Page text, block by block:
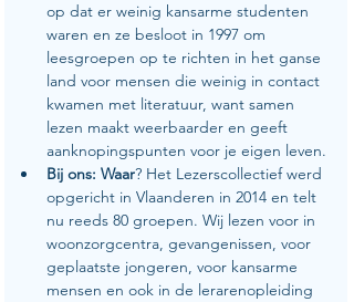
op dat er weinig kansarme studenten
waren en ze besloot in 1997 om
leesgroepen op te richten in het ganse
land voor mensen die weinig in contact
kwamen met literatuur, want samen
lezen maakt weerbaarder en geeft
aanknopingspunten voor je eigen leven.
Bij ons: Waar? Het Lezerscollectief werd
opgericht in Vlaanderen in 2014 en telt
nu reeds 80 groepen. Wij lezen voor in
woonzorgcentra, gevangenissen, voor
geplaatste jongeren, voor kansarme
mensen en ook in de lerarenopleiding